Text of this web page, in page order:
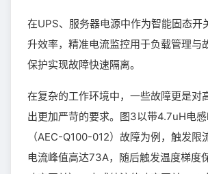
在UPS、服务器电源中作为智能固态开
升效率，精准电流监控用于负载管理与
保护实现故障快速隔离。
在复杂的工作环境中，一些故障更是对
出更加严苛的要求。图3以带4.7uH电
（AEC-Q100-012）故障为例，触发限
电流峰值高达73A，随后触发温度梯度